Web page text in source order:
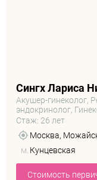
Сингх Лариса
Акушер-гинеколог,
эндокринолог,
Стаж: 26 лет
Москва,
м. Кунцевская
Стоимость